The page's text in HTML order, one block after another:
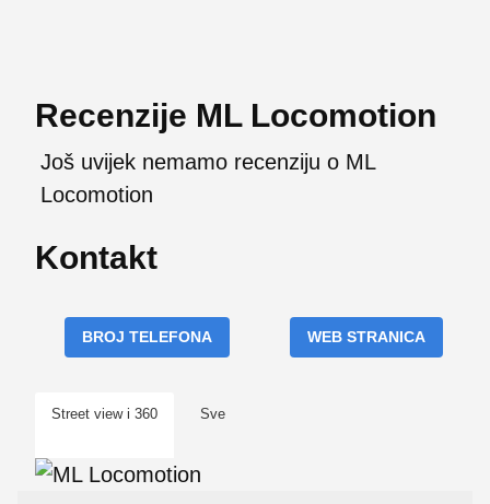
Recenzije ML Locomotion
Još uvijek nemamo recenziju o ML
Locomotion
Kontakt
BROJ TELEFONA WEB STRANICA
Street view i 360 Sve